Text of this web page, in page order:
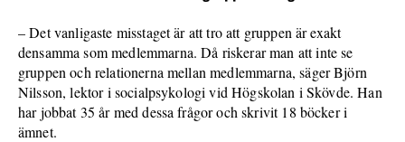
– Det vanligaste misstaget är att tro att gruppen är exakt
densamma som medlemmarna. Då riskerar man att inte se
gruppen och relationerna mellan medlemmarna, säger Björn
Nilsson, lektor i socialpsykologi vid Högskolan i Skövde. Han
har jobbat 35 år med dessa frågor och skrivit 18 böcker i
ämnet.